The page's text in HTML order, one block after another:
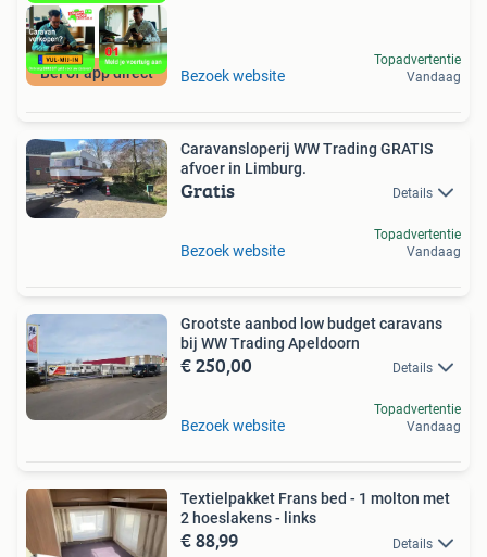
Bel of app direct Bezoek website
Topadvertentie
Vandaag
Caravansloperij WW Trading GRATIS
afvoer in Limburg.
Gratis Details
Bezoek website
Topadvertentie
Vandaag
Grootste aanbod low budget caravans
bij WW Trading Apeldoorn
€ 250,00 Details
Bezoek website
Topadvertentie
Vandaag
Textielpakket Frans bed - 1 molton met
2 hoeslakens - links
€ 88,99 Details